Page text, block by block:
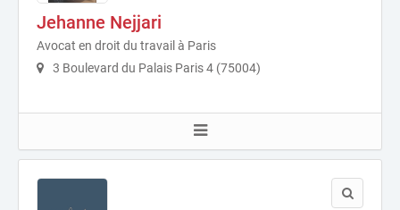
Jehanne Nejjari
Avocat en droit du travail à Paris
3 Boulevard du Palais Paris 4 (75004)